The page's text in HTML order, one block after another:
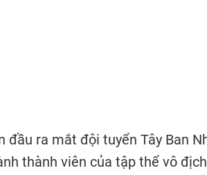
đầu ra mắt đội tuyển Tây Ban
thành viên của tập thể vô địch